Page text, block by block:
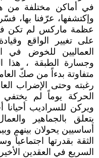
في أماكن مختلفة من
وإكتشفها، عرّفنا بها،
عظمة ماركس لم تكن
على تغيير الواقع
العماليين للخوض في
وجسارة الطبقة ، هذا
متفاوتة بدءاً من صكّ
رغبته وحتى الإضراب
الحركة يوماً لم يختفي
ويركن للسراديب
يتعلق بالجماهير
أساسيين يحولان بينهم
الثقة بقدرتها اجتماعياً
السريع في العقدين